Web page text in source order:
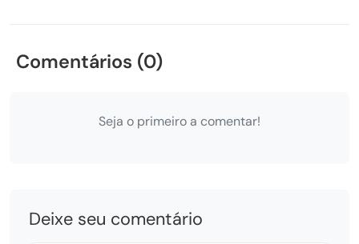
Comentários (0)
Seja o primeiro a comentar!
Deixe seu comentário